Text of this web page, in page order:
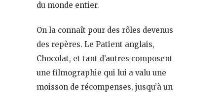
du monde entier.
On la connaît pour des rôles devenus
des repères. Le Patient anglais,
Chocolat, et tant d’autres composent
une filmographie qui lui a valu une
moisson de récompenses, jusqu’à un